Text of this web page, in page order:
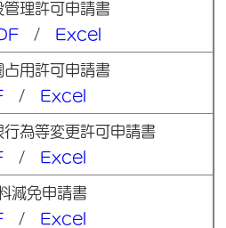
管理許可申請書
/ Excel
占用許可申請書
/ Excel
為等変更許可申請書
/ Excel
減免申請書
/ Excel